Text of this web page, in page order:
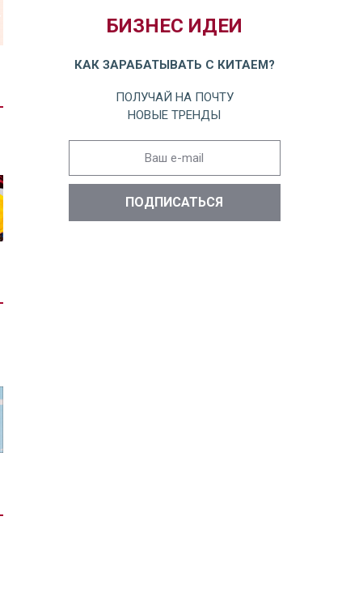
БИЗНЕС ИДЕИ
КАК ЗАРАБАТЫВАТЬ С КИТАЕМ?
ПОЛУЧАЙ НА ПОЧТУ
НОВЫЕ ТРЕНДЫ